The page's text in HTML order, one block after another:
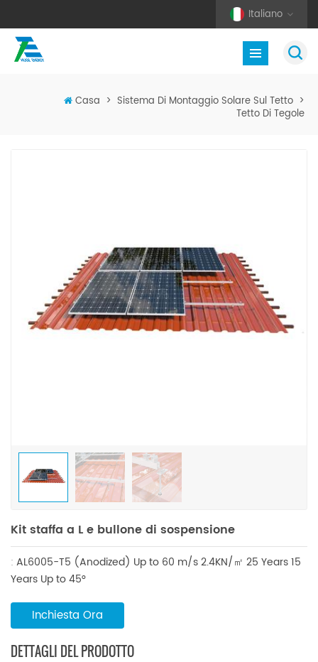
Italiano
Casa > Sistema Di Montaggio Solare Sul Tetto >
Tetto Di Tegole
Kit staffa a L e bullone di sospensione
: AL6005-T5 (Anodized) Up to 60 m/s2.4KN/㎡ 25 Years15
Years Up to 45°
Inchiesta Ora
DETTAGLI DEL PRODOTTO